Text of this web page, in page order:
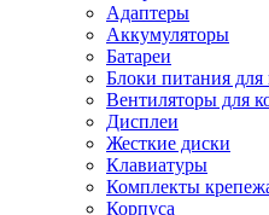
Адаптеры
Аккумуляторы
Батареи
Блоки питания
Вентиляторы для
Дисплеи
Жесткие диски
Клавиатуры
Комплекты
Корпуса